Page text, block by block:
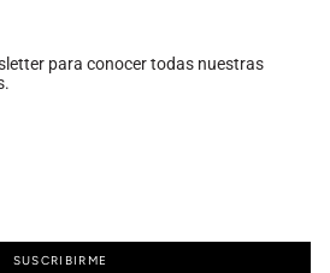
para conocer todas nuestras
SUSCRIBIRME